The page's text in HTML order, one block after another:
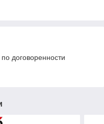
договоренности